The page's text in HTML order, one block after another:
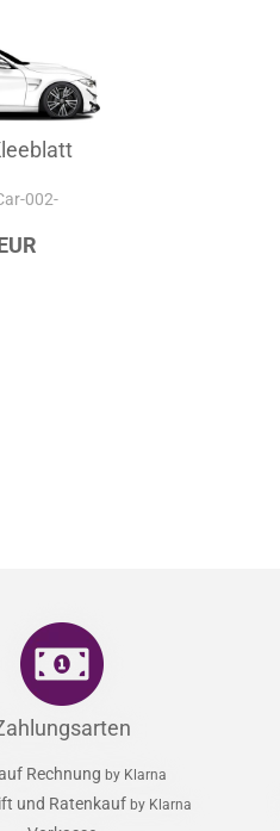
002-
Rechnung by Klarna
und Ratenkauf by Klarna